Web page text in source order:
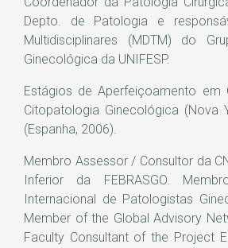
Depto. de Patologia e
Multidisciplinares (MDTM) do
Ginecológica da UNIFESP.
Estágios de Aperfeiçoamento em
Citopatologia Ginecológica (Nova
(Espanha, 2006).
Membro Assessor / Consultor da
Inferior da FEBRASGO.
Internacional de Patologistas
Member of the Global Advisory
Faculty Consultant of the Project